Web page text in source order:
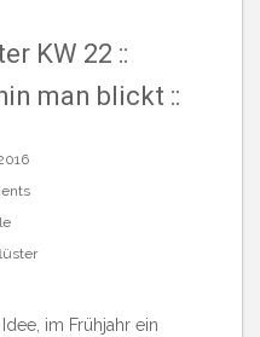
KW 22 ::
man blickt ::
im Frühjahr ein